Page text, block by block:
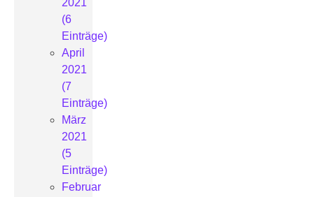
2021
(6
Einträge)
April
2021
(7
Einträge)
März
2021
(5
Einträge)
Februar